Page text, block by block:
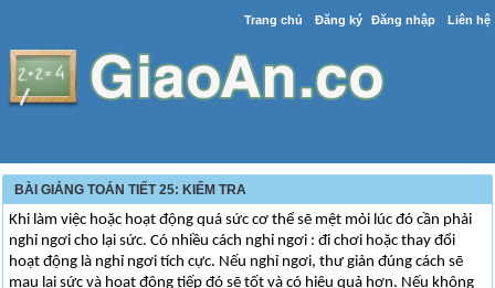
Trang chủ Đăng ký Đăng nhập Liên hệ
BÀI GIẢNG TOÁN TIẾT 25: KIỂM TRA
Khi làm việc hoặc hoạt động quá sức cơ thể sẽ mệt mỏi lúc đó cần phải
nghỉ ngơi cho lại sức. Có nhiều cách nghỉ ngơi : đi chơi hoặc thay đổi
hoạt động là nghỉ ngơi tích cực. Nếu nghỉ ngơi, thư giản đúng cách sẽ
mau lại sức và hoạt động tiếp đó sẽ tốt và có hiệu quả hơn. Nếu không